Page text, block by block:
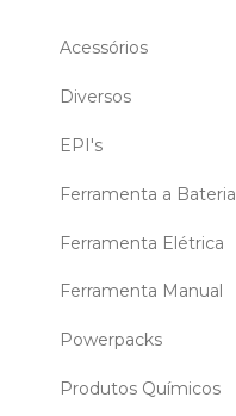
Acessórios
Diversos
EPI's
Ferramenta a Bateria
Ferramenta Elétrica
Ferramenta Manual
Powerpacks
Produtos Químicos